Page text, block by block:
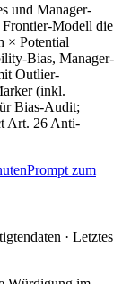
und Manager-
Frontier-Modell die
× Potential
Bias, Manager-
Outlier-
(inkl.
Bias-Audit;
Art. 26 Anti-
Prompt zum
· Letztes